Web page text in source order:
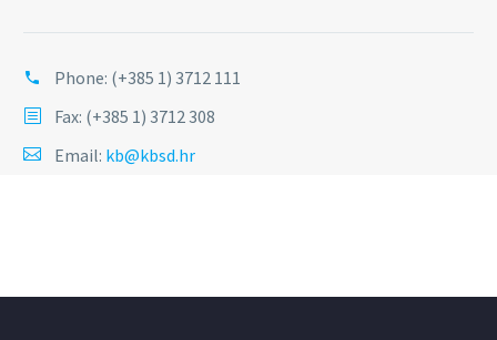
Phone: (+385 1) 3712 111
Fax: (+385 1) 3712 308
Email: kb@kbsd.hr